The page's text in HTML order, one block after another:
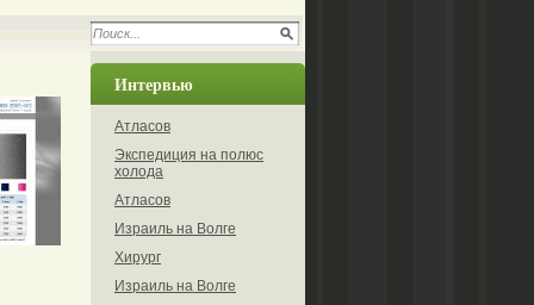
Интервью
Атласов
Экспедиция на полюс
холода
Атласов
Израиль на Волге
Хирург
Израиль на Волге